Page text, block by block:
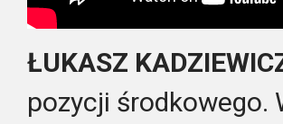
ŁUKASZ
pozycji środkowego.